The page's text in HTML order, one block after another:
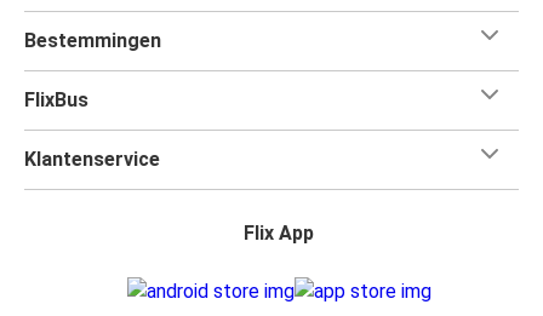
Bestemmingen
FlixBus
Klantenservice
Flix App